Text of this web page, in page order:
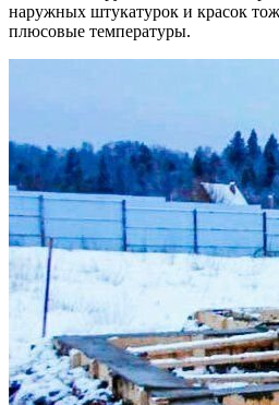
наружных штукатурок и красок
плюсовые температуры.